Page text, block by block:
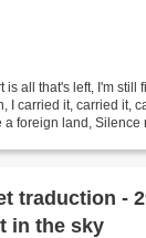
is all that's left, I'm still
I carried it, carried it,
a foreign land, Silence
traduction -
in the sky